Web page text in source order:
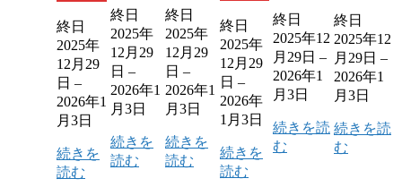
終日
2025年
12月29
日 –
2026年1
月3日
続きを
読む
終日
2025年
12月29
日 –
2026年1
月3日
続きを
読む
終日
2025年
12月29
日 –
2026年1
月3日
続きを
読む
終日
2025年
12月29
日 –
2026年
1月3日
続きを
読む
終日
2025年12
月29日 –
2026年1
月3日
続きを読
む
終日
2025年12
月29日 –
2026年1
月3日
続きを読
む